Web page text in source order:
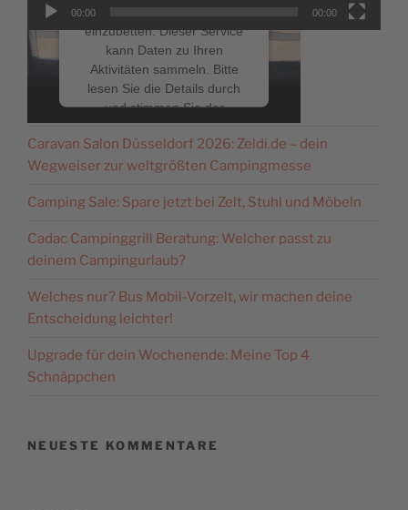
einzubetten. Dieser Service
kann Daten zu Ihren
Aktivitäten sammeln. Bitte
lesen Sie die Details durch
und stimmen Sie der
Nutzung des Service zu, um
dieses Video anzusehen.
Mehr Informationen
Akzeptieren
Consent Management
Platform&eRecht24
00:00 00:00
NEUESTE BEITRÄGE
Caravan Salon Düsseldorf 2026: Zeldi.de – dein
Wegweiser zur weltgrößten Campingmesse
Camping Sale: Spare jetzt bei Zelt, Stuhl und Möbeln
Cadac Campinggrill Beratung: Welcher passt zu
deinem Campingurlaub?
Welches nur? Bus Mobil-Vorzelt, wir machen deine
Entscheidung leichter!
Upgrade für dein Wochenende: Meine Top 4
Schnäppchen
NEUESTE KOMMENTARE